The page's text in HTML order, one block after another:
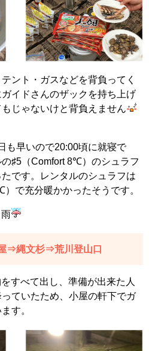
ント・ガスなどを背負ってく
イドさんのザックを持ち上げ
じゃないけと背負えません
も早いので20:00頃に就寝で
♯5（Comfort 8℃）のシュラフ
です。レンタルのシュラフは
で充分暖かかったそうです。
⇒縄文杉⇒荒川登山口
すべて出し、準備が出来た人
ていたため、小屋の軒下でガ
す。